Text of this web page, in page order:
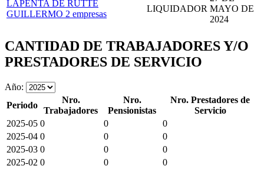
LAPENTA DE RUTTE
GUILLERMO 2 empresas
LIQUIDADOR MAYO DE
2024
CANTIDAD DE TRABAJADORES Y/O
PRESTADORES DE SERVICIO
Año:
Periodo
Nro.
Trabajadores
Nro.
Pensionistas
Nro. Prestadores de
Servicio
2025-05 0 0
0
2025-04 0 0
0
2025-03 0 0
0
2025-02 0 0
0